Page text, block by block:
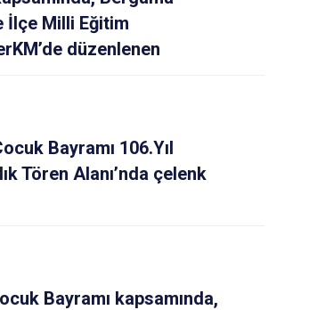
İlçe Milli Eğitim
düzenlenen
Bayramı 106.Yıl
Tören Alanı’nda çelenk
Bayramı kapsamında,